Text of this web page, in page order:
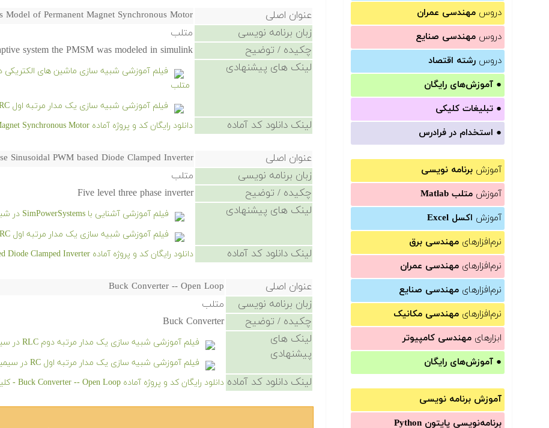
دروس مهندسی عمران
دروس مهندسی صنایع
دروس رشته اقتصاد
● آموزش‌های رایگان
● تبلیغات کلیکی
● استخدام در فرادرس
آموزش برنامه نویسی
آموزش متلب Matlab
آموزش اکسل Excel
نرم‌افزارهای مهندسی برق
نرم‌افزارهای مهندسی عمران
نرم‌افزارهای مهندسی صنایع
نرم‌افزارهای مهندسی مکانیک
ابزارهای مهندسی کامپیوتر
● آموزش‌های رایگان
آموزش برنامه نویسی
برنامه‌نویسی پایتون Python
عنوان اصلی Model of Permanent Magnet Synchronous Motor
زبان برنامه نویسی متلب
چکیده / توضیح system the PMSM was modeled in simulink.
لینک های پیشنهادی
متلب
فیلم آموزشی شبیه سازی یک مدار مرتبه اول RC در سیمیولینک
لینک دانلود کد آماده دانلود رایگان کد و پروژه آماده Sensorless Model of Permanent Magnet Synchronous Motor - کلیک کنید.
عنوان اصلی Sinusoidal PWM based Diode Clamped Inverter
زبان برنامه نویسی متلب
چکیده / توضیح Five level three phase inverter
لینک های پیشنهادی
فیلم آموزشی آشنایی با SimPowerSystems در شبیه‌سازی سیستم‌های قدرت
فیلم آموزشی شبیه سازی یک مدار مرتبه اول RC در سیمیولینک
لینک دانلود کد آماده دانلود رایگان کد و پروژه آماده Five Level three phase Sinusoidal PWM based Diode Clamped Inverter - کلیک کنید.
عنوان اصلی Buck Converter -- Open Loop
زبان برنامه نویسی متلب
چکیده / توضیح Buck Converter
لینک های
پیشنهادی
فیلم آموزشی شبیه سازی یک مدار مرتبه دوم RLC در سیمیولینک
فیلم آموزشی شبیه سازی یک مدار مرتبه اول RC در سیمیولینک
لینک دانلود کد آماده دانلود رایگان کد و پروژه آماده Buck Converter -- Open Loop - کلیک کنید.